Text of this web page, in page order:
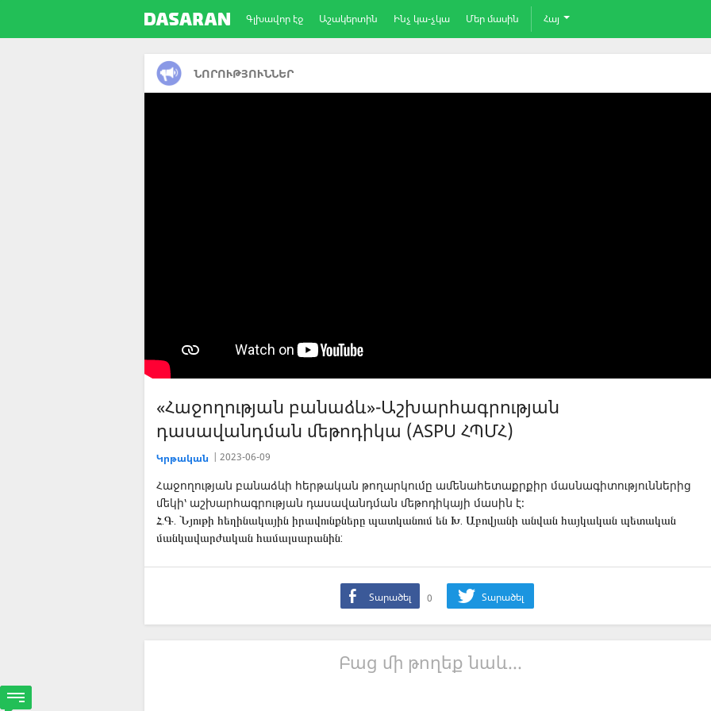
Գլխավոր էջ Աշակերտին Ինչ կա-չկա Մեր մասին Հայ
ՆՈՐՈՒԹՅՈՒՆՆԵՐ
«Հաջողության բանաձև»-Աշխարհագրության
դասավանդման մեթոդիկա (ASPU ՀՊՄՀ)
Կրթական 2023-06-09
Հաջողության բանաձևի հերթական թողարկումը ամենահետաքրքիր մասնագիտություններից
մեկի՝ աշխարհագրության դասավանդման մեթոդիկայի մասին է։
Հ.Գ. Նյութի հեղինակային իրավունքները պատկանում են Խ. Աբովյանի անվան հայկական պետական
մանկավարժական համալսարանին:
Տարածել 0 Տարածել
Բաց մի թողեք նաև...